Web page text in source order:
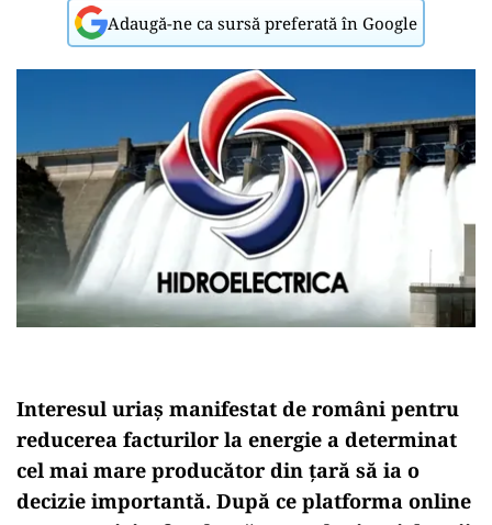
Adaugă-ne ca sursă preferată în Google
Interesul uriaș manifestat de români pentru
reducerea facturilor la energie a determinat
cel mai mare producător din țară să ia o
decizie importantă. După ce platforma online